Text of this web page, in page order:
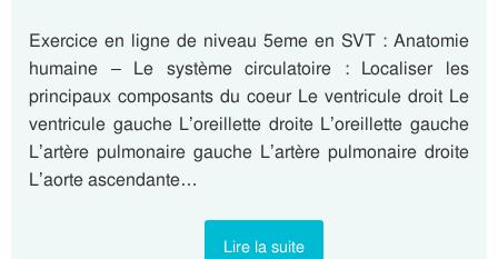
Exercice en ligne de niveau 5eme en SVT : Anatomie
humaine – Le système circulatoire : Localiser les
principaux composants du coeur Le ventricule droit Le
ventricule gauche L’oreillette droite L’oreillette gauche
L’artère pulmonaire gauche L’artère pulmonaire droite
L’aorte ascendante…
Lire la suite